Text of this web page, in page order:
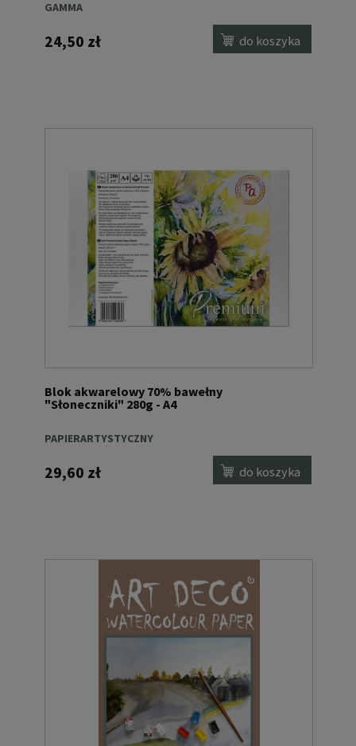
GAMMA
24,50 zł do koszyka
Blok akwarelowy 70% bawełny
"Słoneczniki" 280g - A4
PAPIERARTYSTYCZNY
29,60 zł do koszyka